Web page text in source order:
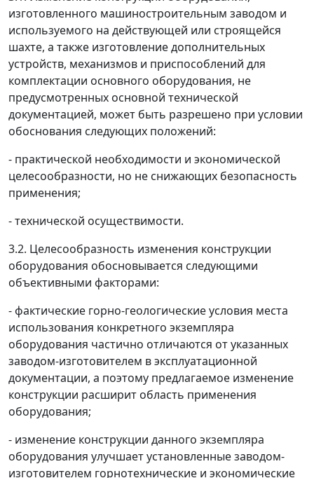
изготовленного машиностроительным заводом и
используемого на действующей или строящейся
шахте, а также изготовление дополнительных
устройств, механизмов и приспособлений для
комплектации основного оборудования, не
предусмотренных основной технической
документацией, может быть разрешено при условии
обоснования следующих положений:
- практической необходимости и экономической
целесообразности, но не снижающих безопасность
применения;
- технической осуществимости.
3.2. Целесообразность изменения конструкции
оборудования обосновывается следующими
объективными факторами:
- фактические горно-геологические условия места
использования конкретного экземпляра
оборудования частично отличаются от указанных
заводом-изготовителем в эксплуатационной
документации, а поэтому предлагаемое изменение
конструкции расширит область применения
оборудования;
- изменение конструкции данного экземпляра
оборудования улучшает установленные заводом-
изготовителем горнотехнические и экономические